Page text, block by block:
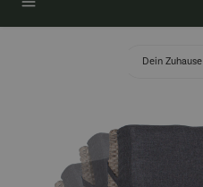
Dein Zuhause
Bildergalerie überspringen